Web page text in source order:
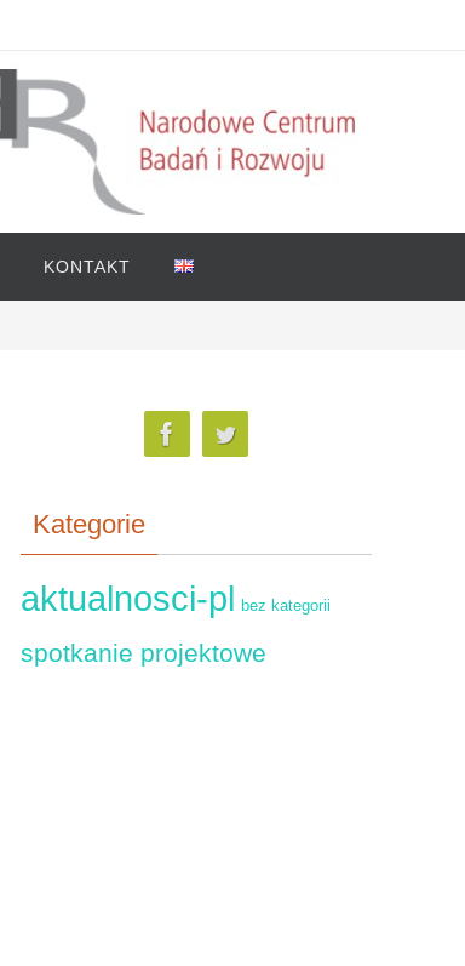
KONTAKT
Kategorie
aktualnosci-pl bez kategorii
spotkanie projektowe